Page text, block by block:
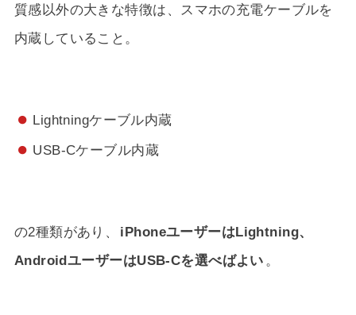
質感以外の大きな特徴は、スマホの充電ケーブルを
内蔵していること。
Lightningケーブル内蔵
USB-Cケーブル内蔵
の2種類があり、
iPhoneユーザーはLightning、
AndroidユーザーはUSB-Cを選べばよい 。